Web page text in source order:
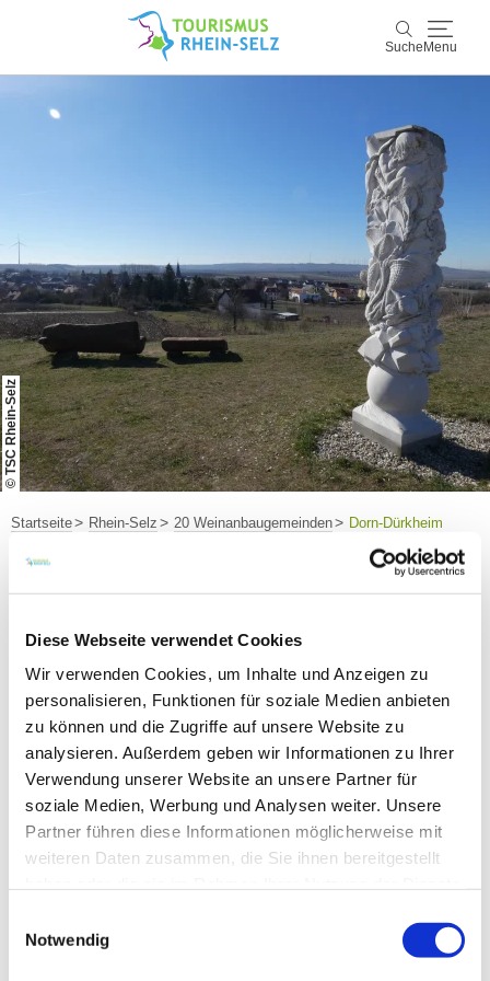
Diese Webseite verwendet Cookies
Wir verwenden Cookies, um Inhalte und Anzeigen zu
personalisieren, Funktionen für soziale Medien anbieten
zu können und die Zugriffe auf unsere Website zu
analysieren. Außerdem geben wir Informationen zu Ihrer
Verwendung unserer Website an unsere Partner für
soziale Medien, Werbung und Analysen weiter. Unsere
Partner führen diese Informationen möglicherweise mit
weiteren Daten zusammen, die Sie ihnen bereitgestellt
Notwendig
Suche Menu
Kultur & Events
Buchen & Service
© TSC Rhein-Selz
Startseite Rhein-Selz 20 Weinanbaugemeinden Dorn-Dürkheim
Weingut Knobloch
Weingut Knobloch
Kontakt Weitere Infos & Downloads
Weingut Knobloch